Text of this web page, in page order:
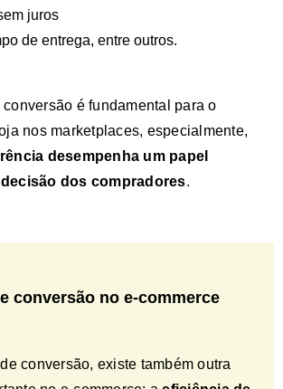
juros
de entrega, entre outros.
é fundamental para o
nos marketplaces, especialmente,
desempenha um papel
dos compradores.
conversão no e-commerce
conversão, existe também outra